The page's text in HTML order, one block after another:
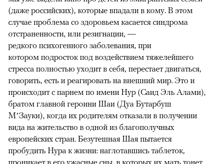
(даже российских), которые впадали в кому. В этом
случае проблема со здоровьем касается синдрома
отстраненности, или резигнации, —
редкого психогенного заболевания, при
котором подросток под воздействием тяжелейшего
стресса полностью уходит в себя, перестает двигаться,
говорить, есть и реагировать на внешний мир. Это и
происходит с парнем по имени Нур (Саид Эль Алами),
братом главной героини Шаи (Дуа Бутарбуш
М’Зауки), когда их родителям отказали в получении
вида на жительство в одной из благополучных
европейских стран. Безутешная Шая пытается
пробудить Нура к жизни: наглотавшись таблеток,